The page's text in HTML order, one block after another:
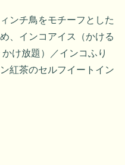
ンチ鳥をモチーフとした
、インコアイス（かける
け放題）／インコふり
紅茶のセルフイートイン